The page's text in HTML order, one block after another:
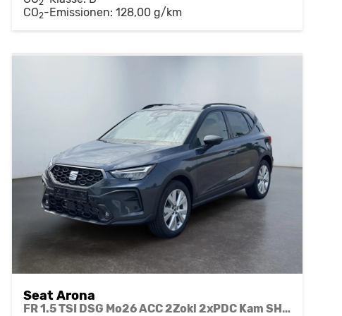
2
CO2-Emissionen: 128,00 g/km
Seat Arona
FR 1.5 TSI DSG Mo26 ACC 2Zokl 2xPDC Kam SHZ Full Link